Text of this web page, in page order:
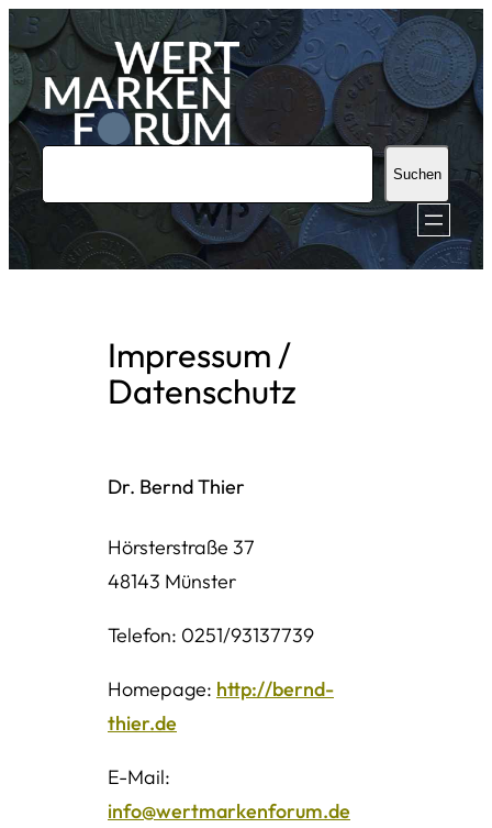
Zum
Inhalt
springen
u
h
Suchen
Impressum /
Datenschutz
Dr. Bernd Thier
Hörsterstraße 37
48143 Münster
Telefon: 0251/93137739
Homepage: http://bernd-
thier.de
E-Mail:
info@wertmarkenforum.de